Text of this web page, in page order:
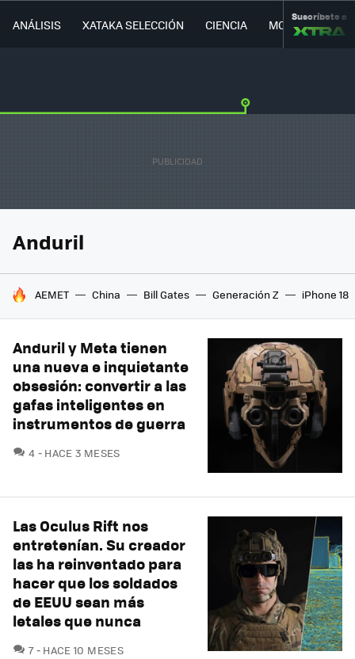
ANÁLISIS XATAKA SELECCIÓN CIENCIA MOVILIDAD
Suscríbete a
Anduril
HOY SE HABLA DE
AEMET China Bill Gates Generación Z iPhone 18
Anduril y Meta tienen
una nueva e inquietante
obsesión: convertir a las
gafas inteligentes en
instrumentos de guerra
4 COMENTARIOS
HACE 3 MESES
Las Oculus Rift nos
entretenían. Su creador
las ha reinventado para
hacer que los soldados
de EEUU sean más
letales que nunca
7COMENTARIOS
HACE 10 MESES